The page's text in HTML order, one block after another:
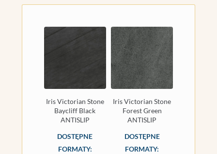
Iris Victorian Stone
Baycliff Black
ANTISLIP
DOSTĘPNE
FORMATY:
Iris Victorian Stone
Forest Green
ANTISLIP
DOSTĘPNE
FORMATY: